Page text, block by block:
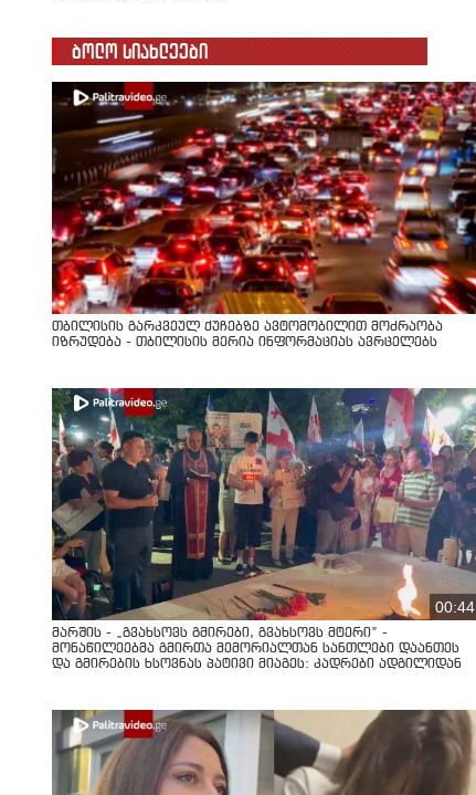
ბოლო სიახლეები
თბილისის გარკვეულ ქუჩებზე ავტომობილით მოძრაობა
იზრუდება - თბილისის მერია ინფორმაციას ავრცელებს
00:44
მარშის - „გვახსოვს გმირები, გვახსოვს მტერი” -
მონაწილეებმა გმირთა მემორიალთან სანთლები დაანთეს
და გმირების ხსოვნას პატივი მიაგეს: კადრები ადგილიდან